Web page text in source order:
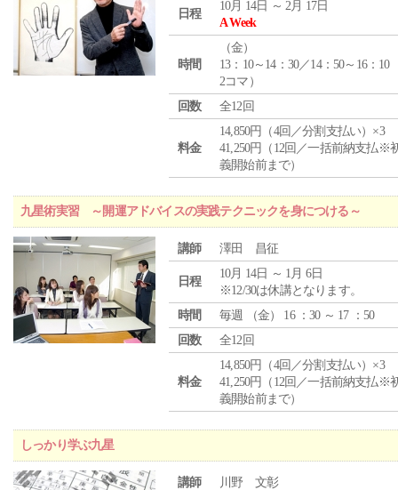
日程
10月 14日 ～ 2月 17日
A Week
時間
（金）
13：10～14：30／14：50～16：10
2コマ）
回数
全12回
料金
14,850円（4回／分割支払い）×3
41,250円（12回／一括前納支払※
義開始前まで）
九星術実習 ～開運アドバイスの実践テクニックを身につける～
講師 澤田 昌征
日程
10月 14日 ～ 1月 6日
※12/30は休講となります。
時間
毎週 （金） 16 ：30 ～ 17 ：50
回数
全12回
料金
14,850円（4回／分割支払い）×3
41,250円（12回／一括前納支払※
義開始前まで）
しっかり学ぶ九星
講師 川野 文彰